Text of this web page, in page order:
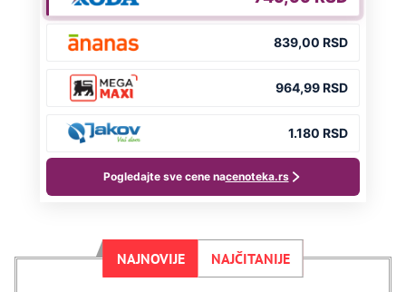
NAJNOVIJE NAJČITANIJE